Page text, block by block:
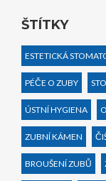
ŠTÍTKY
ESTETICKÁ
PÉČE O ZUBY
ÚSTNÍ HYGIENA
ZUBNÍ KÁMEN
BROUŠENÍ ZUBŮ